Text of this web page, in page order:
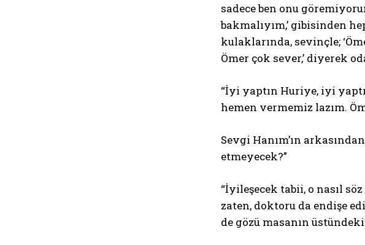
sadece ben onu
bakmalıyım,’ gibisinden
kulaklarında, sevinçle;
Ömer çok sever,’ diyerek
“İyi yaptın Huriye, iyi
hemen vermemiz lazım.
Sevgi Hanım’ın
etmeyecek?”
“İyileşecek tabii, o nasıl
zaten, doktoru da endişe
de gözü masanın